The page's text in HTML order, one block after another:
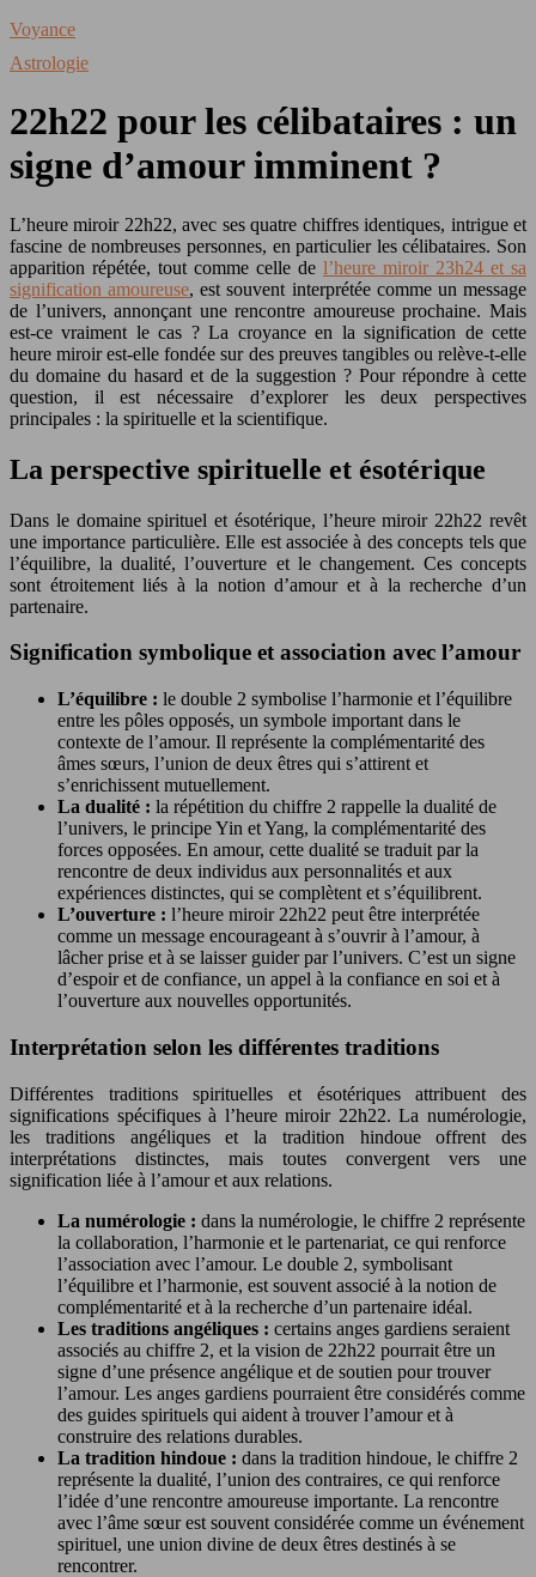
Voyance
Astrologie
22h22 pour les célibataires : un
signe d’amour imminent ?
L’heure miroir 22h22, avec ses quatre chiffres identiques, intrigue et
fascine de nombreuses personnes, en particulier les célibataires. Son
apparition répétée, tout comme celle de l’heure miroir 23h24 et sa
signification amoureuse, est souvent interprétée comme un message
de l’univers, annonçant une rencontre amoureuse prochaine. Mais
est-ce vraiment le cas ? La croyance en la signification de cette
heure miroir est-elle fondée sur des preuves tangibles ou relève-t-elle
du domaine du hasard et de la suggestion ? Pour répondre à cette
question, il est nécessaire d’explorer les deux perspectives
principales : la spirituelle et la scientifique.
La perspective spirituelle et ésotérique
Dans le domaine spirituel et ésotérique, l’heure miroir 22h22 revêt
une importance particulière. Elle est associée à des concepts tels que
l’équilibre, la dualité, l’ouverture et le changement. Ces concepts
sont étroitement liés à la notion d’amour et à la recherche d’un
partenaire.
Signification symbolique et association avec l’amour
L’équilibre : le double 2 symbolise l’harmonie et l’équilibre
entre les pôles opposés, un symbole important dans le
contexte de l’amour. Il représente la complémentarité des
âmes sœurs, l’union de deux êtres qui s’attirent et
s’enrichissent mutuellement.
La dualité : la répétition du chiffre 2 rappelle la dualité de
l’univers, le principe Yin et Yang, la complémentarité des
forces opposées. En amour, cette dualité se traduit par la
rencontre de deux individus aux personnalités et aux
expériences distinctes, qui se complètent et s’équilibrent.
L’ouverture : l’heure miroir 22h22 peut être interprétée
comme un message encourageant à s’ouvrir à l’amour, à
lâcher prise et à se laisser guider par l’univers. C’est un signe
d’espoir et de confiance, un appel à la confiance en soi et à
l’ouverture aux nouvelles opportunités.
Interprétation selon les différentes traditions
Différentes traditions spirituelles et ésotériques attribuent des
significations spécifiques à l’heure miroir 22h22. La numérologie,
les traditions angéliques et la tradition hindoue offrent des
interprétations distinctes, mais toutes convergent vers une
signification liée à l’amour et aux relations.
La numérologie : dans la numérologie, le chiffre 2 représente
la collaboration, l’harmonie et le partenariat, ce qui renforce
l’association avec l’amour. Le double 2, symbolisant
l’équilibre et l’harmonie, est souvent associé à la notion de
complémentarité et à la recherche d’un partenaire idéal.
Les traditions angéliques : certains anges gardiens seraient
associés au chiffre 2, et la vision de 22h22 pourrait être un
signe d’une présence angélique et de soutien pour trouver
l’amour. Les anges gardiens pourraient être considérés comme
des guides spirituels qui aident à trouver l’amour et à
construire des relations durables.
La tradition hindoue : dans la tradition hindoue, le chiffre 2
représente la dualité, l’union des contraires, ce qui renforce
l’idée d’une rencontre amoureuse importante. La rencontre
avec l’âme sœur est souvent considérée comme un événement
spirituel, une union divine de deux êtres destinés à se
rencontrer.